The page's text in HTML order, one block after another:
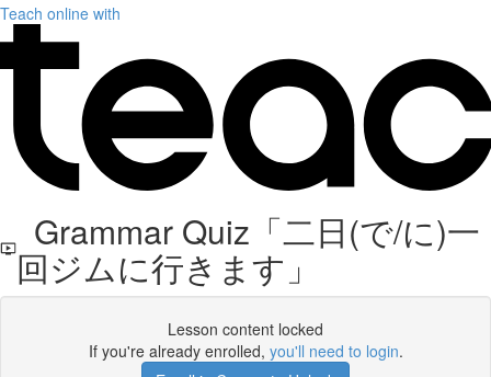
Teach online with
Grammar Quiz「二日(で/に)一
回ジムに行きます」
Lesson content locked
If you're already enrolled, you'll need to login.